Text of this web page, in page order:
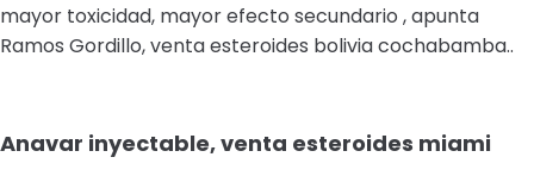
mayor toxicidad, mayor efecto secundario , apunta
Ramos Gordillo, venta esteroides bolivia cochabamba..
Anavar inyectable, venta esteroides miami